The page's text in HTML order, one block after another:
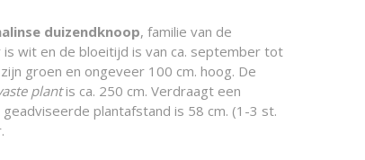
duizendknoop, familie van de
is wit en de bloeitijd is van ca. september tot
groen en ongeveer 100 cm. hoog. De
plantis ca. 250 cm. Verdraagt een
plantafstand is 58 cm. (1-3 st.